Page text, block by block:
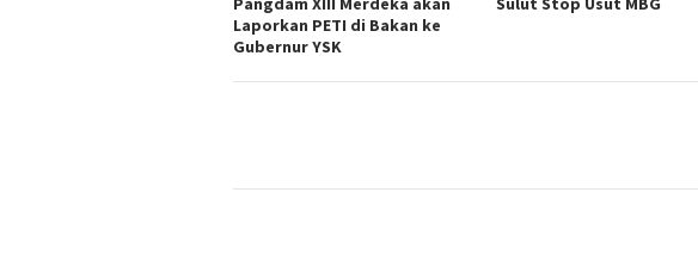
Laporkan PETI di Bakan ke
Gubernur YSK